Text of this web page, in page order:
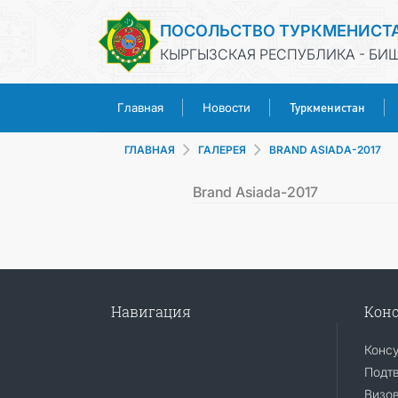
ПОСОЛЬСТВО
КЫРГЫЗСКАЯ РЕСПУБЛИКА -
Главная Новости Туркменистан
ГЛАВНАЯ ГАЛЕРЕЯ BRAND ASIADA-2017
Brand Asiada-2017
Навигация